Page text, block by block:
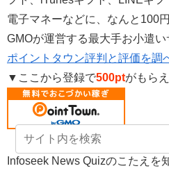
電子マネーなどに、なんと100
GMOが運営する最大手お小遣
ポイントタウン評判と評価を調
▼ここから登録で500ptがもら
Infoseek News Quizのこたえを